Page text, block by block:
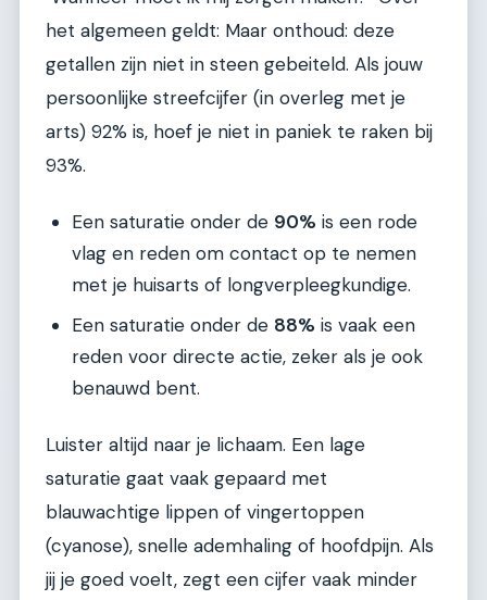
het algemeen geldt: Maar onthoud: deze
getallen zijn niet in steen gebeiteld. Als jouw
persoonlijke streefcijfer (in overleg met je
arts) 92% is, hoef je niet in paniek te raken bij
93%.
Een saturatie onder de 90% is een rode
vlag en reden om contact op te nemen
met je huisarts of longverpleegkundige.
Een saturatie onder de 88% is vaak een
reden voor directe actie, zeker als je ook
benauwd bent.
Luister altijd naar je lichaam. Een lage
saturatie gaat vaak gepaard met
blauwachtige lippen of vingertoppen
(cyanose), snelle ademhaling of hoofdpijn. Als
jij je goed voelt, zegt een cijfer vaak minder